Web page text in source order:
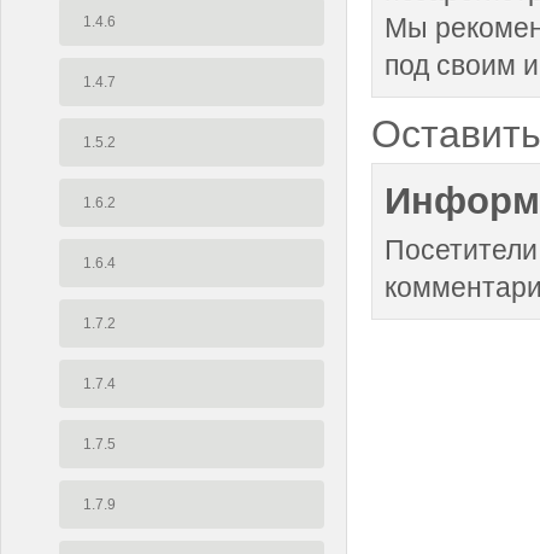
1.4.6
1.4.7
1.5.2
1.6.2
1.6.4
1.7.2
1.7.4
1.7.5
1.7.9
Мы
под своим